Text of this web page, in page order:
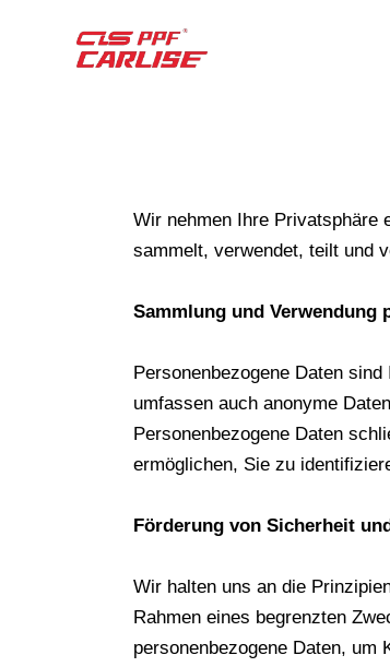
Wir nehmen Ihre Privatsphäre
sammelt, verwendet, teilt und
Sammlung und Verwendung
Personenbezogene Daten
umfassen auch anonyme
Personenbezogene Daten
ermöglichen, Sie zu
Förderung von Sicherheit
Wir halten uns an die
Rahmen eines begrenzten
personenbezogene Daten,